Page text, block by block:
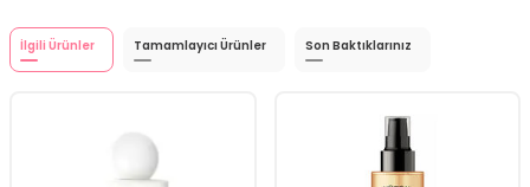
İlgili Ürünler Tamamlayıcı Ürünler Son Baktıklarınız